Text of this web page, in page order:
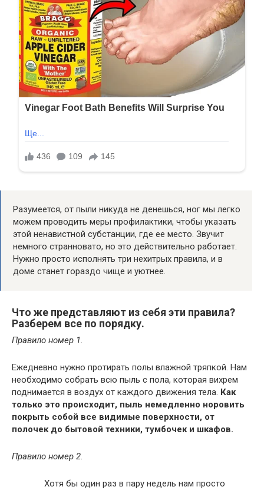
Разумеется, от пыли никуда не денешься, ног мы легко
можем проводить меры профилактики, чтобы указать
этой ненавистной субстанции, где ее место. Звучит
немного странновато, но это действительно работает.
Нужно просто исполнять три нехитрых правила, и в
доме станет гораздо чище и уютнее.
Что же представляют из себя эти правила?
Разберем все по порядку.
Правило номер 1.
Ежедневно нужно протирать полы влажной тряпкой. Нам
необходимо собрать всю пыль с пола, которая вихрем
поднимается в воздух от каждого движения тела. Как
только это происходит, пыль немедленно норовить
покрыть собой все видимые поверхности, от
полочек до бытовой техники, тумбочек и шкафов.
Правило номер 2.
Хотя бы один раз в пару недель нам просто